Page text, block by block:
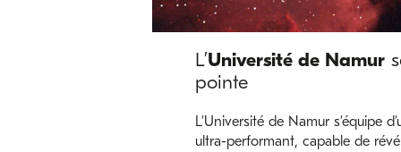
L’Université de Namur
pointe
L’Université de Namur s’équipe
ultra-performant, capable de